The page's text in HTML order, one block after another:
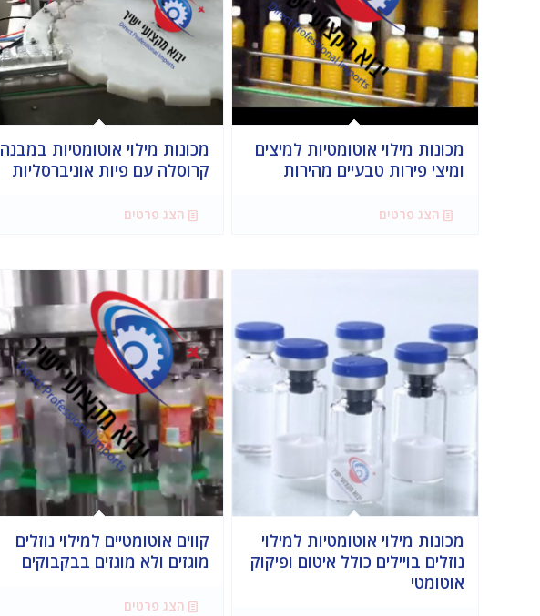
מכונות מילוי אוטומטיות למיצים
ומיצי פירות טבעיים מהירות
הצג פרטים
מכונות מילוי אוטומטיות במבנה
קרוסלה עם פיות אוניברסליות
הצג פרטים
מכונות מילוי אוטומטיות למילוי
נוזלים בויילים כולל איטום ופיקוק
אוטומטי
קווים אוטומטיים למילוי נוזלים
מוגזים ולא מוגזים בבקבוקים
הצג פרטים